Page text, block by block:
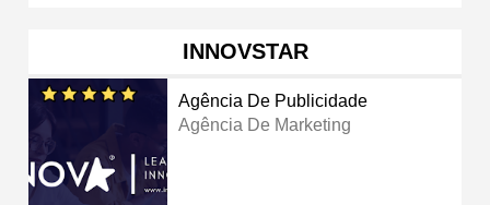
INNOVSTAR
Agência De Publicidade
Agência De Marketing